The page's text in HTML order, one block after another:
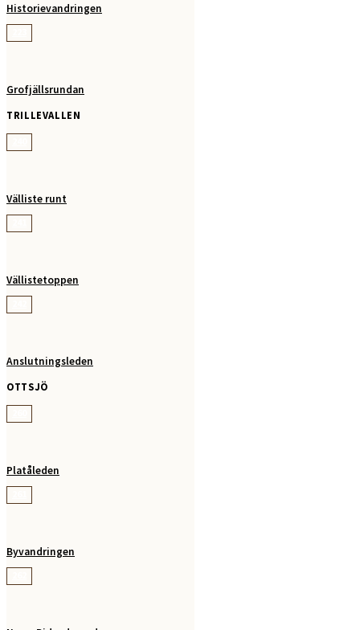
Historievandringen
Grofjällsrundan
TRILLEVALLEN
Välliste runt
Vällistetoppen
Anslutningsleden
OTTSJÖ
Platåleden
Byvandringen